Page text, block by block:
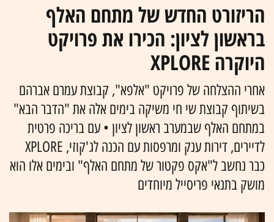
הריזורט החדש של מתחם האלף
בראשון לציון: הכירו את פרויקט
היוקרה XPLORE
אחרי ההצלחה של פרויקט "אלפא", קבוצת עמרם אברהם
בשיתוף קבוצת שי חי משיקה בימים אלה את "הדבר הבא"
במתחם האלף שבמערב ראשון לציון • עם בריכה פרטית
לדיירים, דירות ענק ומרפסות עם הכנה לג'קוזי, XPLORE
כבר נחשב ל"אקס פקטור של מתחם האלף" ובימים אלו הוא
מושק בתנאי פריסייל מיוחדים